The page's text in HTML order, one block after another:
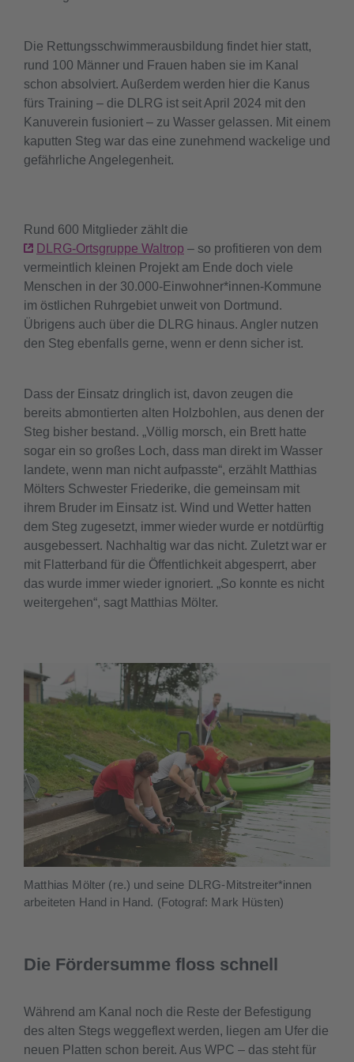
Die Rettungsschwimmerausbildung findet hier statt,
rund 100 Männer und Frauen haben sie im Kanal
schon absolviert. Außerdem werden hier die Kanus
fürs Training – die DLRG ist seit April 2024 mit den
Kanuverein fusioniert – zu Wasser gelassen. Mit einem
kaputten Steg war das eine zunehmend wackelige und
gefährliche Angelegenheit.
Rund 600 Mitglieder zählt die
DLRG-Ortsgruppe Waltrop – so profitieren von dem
vermeintlich kleinen Projekt am Ende doch viele
Menschen in der 30.000-Einwohner*innen-Kommune
im östlichen Ruhrgebiet unweit von Dortmund.
Übrigens auch über die DLRG hinaus. Angler nutzen
den Steg ebenfalls gerne, wenn er denn sicher ist.
Dass der Einsatz dringlich ist, davon zeugen die
bereits abmontierten alten Holzbohlen, aus denen der
Steg bisher bestand. „Völlig morsch, ein Brett hatte
sogar ein so großes Loch, dass man direkt im Wasser
landete, wenn man nicht aufpasste“, erzählt Matthias
Mölters Schwester Friederike, die gemeinsam mit
ihrem Bruder im Einsatz ist. Wind und Wetter hatten
dem Steg zugesetzt, immer wieder wurde er notdürftig
ausgebessert. Nachhaltig war das nicht. Zuletzt war er
mit Flatterband für die Öffentlichkeit abgesperrt, aber
das wurde immer wieder ignoriert. „So konnte es nicht
weitergehen“, sagt Matthias Mölter.
Matthias Mölter (re.) und seine DLRG-Mitstreiter*innen
arbeiteten Hand in Hand. (Fotograf: Mark Hüsten)
Die Fördersumme floss schnell
Während am Kanal noch die Reste der Befestigung
des alten Stegs weggeflext werden, liegen am Ufer die
neuen Platten schon bereit. Aus WPC – das steht für